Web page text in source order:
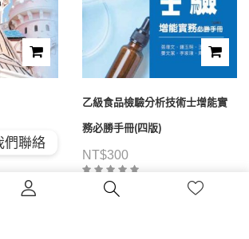
乙級食品檢驗分析技術士增能實
務必勝手冊(四版)
NT$300
們聯絡